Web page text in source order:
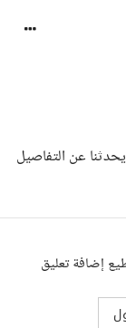
عن التفاصيل
إضافة تعليق